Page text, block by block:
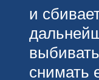
и
снимать